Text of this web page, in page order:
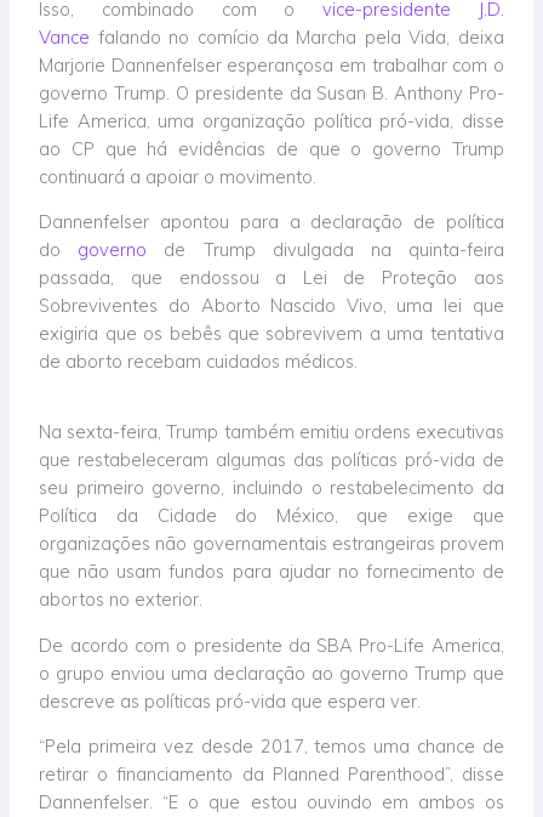
Isso, combinado com o vice-presidente J.D.
Vance falando no comício da Marcha pela Vida, deixa
Marjorie Dannenfelser esperançosa em trabalhar com o
governo Trump. O presidente da Susan B. Anthony Pro-
Life America, uma organização política pró-vida, disse
ao CP que há evidências de que o governo Trump
continuará a apoiar o movimento.
Dannenfelser apontou para a declaração de política
do governo de Trump divulgada na quinta-feira
passada, que endossou a Lei de Proteção aos
Sobreviventes do Aborto Nascido Vivo, uma lei que
exigiria que os bebês que sobrevivem a uma tentativa
de aborto recebam cuidados médicos.
Na sexta-feira, Trump também emitiu ordens executivas
que restabeleceram algumas das políticas pró-vida de
seu primeiro governo, incluindo o restabelecimento da
Política da Cidade do México, que exige que
organizações não governamentais estrangeiras provem
que não usam fundos para ajudar no fornecimento de
abortos no exterior.
De acordo com o presidente da SBA Pro-Life America,
o grupo enviou uma declaração ao governo Trump que
descreve as políticas pró-vida que espera ver.
“Pela primeira vez desde 2017, temos uma chance de
retirar o financiamento da Planned Parenthood”, disse
Dannenfelser. “E o que estou ouvindo em ambos os